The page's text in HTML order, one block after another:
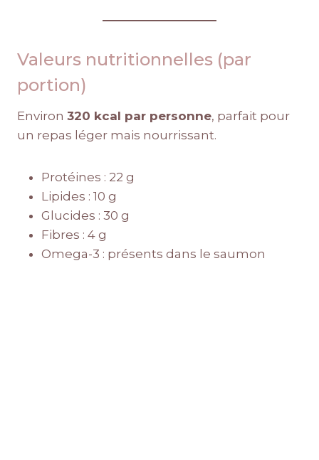
Valeurs nutritionnelles (par
portion)
Environ 320 kcal par personne, parfait pour
un repas léger mais nourrissant.
Protéines : 22 g
Lipides : 10 g
Glucides : 30 g
Fibres : 4 g
Omega-3 : présents dans le saumon